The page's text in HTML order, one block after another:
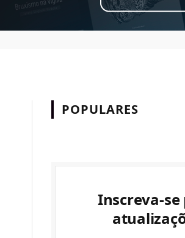
POPULARES
Inscreva-se